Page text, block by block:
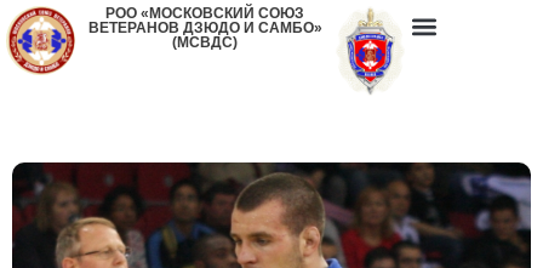
РОО «МОСКОВСКИЙ СОЮЗ
ВЕТЕРАНОВ ДЗЮДО И САМБО»
(МСВДС)